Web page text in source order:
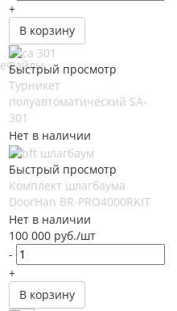
+
В корзину
Быстрый просмотр
Турникет
полуавтоматический SA-
301
Нет в наличии
Быстрый просмотр
Комплект шлагбаума
DoorHan BR-PRO4000RKIT
Нет в наличии
100 000 руб./шт
-
+
В корзину